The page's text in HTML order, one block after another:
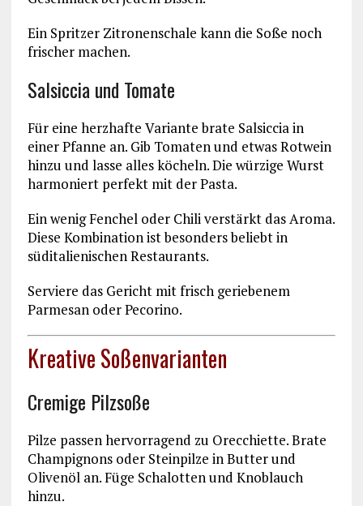
Ein Spritzer Zitronenschale kann die Soße noch
frischer machen.
Salsiccia und Tomate
Für eine herzhafte Variante brate Salsiccia in
einer Pfanne an. Gib Tomaten und etwas Rotwein
hinzu und lasse alles köcheln. Die würzige Wurst
harmoniert perfekt mit der Pasta.
Ein wenig Fenchel oder Chili verstärkt das Aroma.
Diese Kombination ist besonders beliebt in
süditalienischen Restaurants.
Serviere das Gericht mit frisch geriebenem
Parmesan oder Pecorino.
Kreative Soßenvarianten
Cremige Pilzsoße
Pilze passen hervorragend zu Orecchiette. Brate
Champignons oder Steinpilze in Butter und
Olivenöl an. Füge Schalotten und Knoblauch
hinzu.